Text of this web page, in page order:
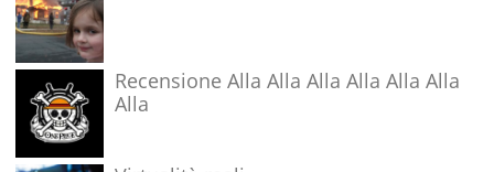
Recensione Alla Alla Alla Alla Alla Alla
Alla